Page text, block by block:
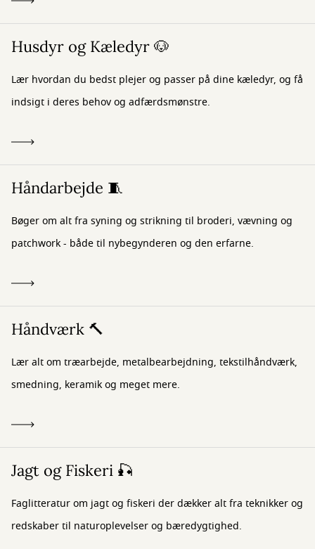
Husdyr og Kæledyr 🐶
Lær hvordan du bedst plejer og passer på dine kæledyr, og få
indsigt i deres behov og adfærdsmønstre.
Håndarbejde 🧵
Bøger om alt fra syning og strikning til broderi, vævning og
patchwork - både til nybegynderen og den erfarne.
Håndværk 🔨
Lær alt om træarbejde, metalbearbejdning, tekstilhåndværk,
smedning, keramik og meget mere.
Jagt og Fiskeri 🎣
Faglitteratur om jagt og fiskeri der dækker alt fra teknikker og
redskaber til naturoplevelser og bæredygtighed.